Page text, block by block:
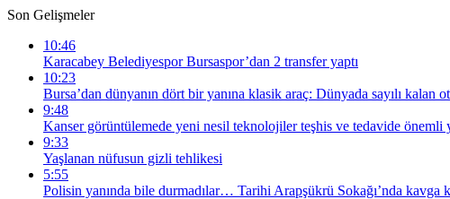
Son Gelişmeler
10:46
Karacabey Belediyespor Bursaspor’dan 2 transfer yaptı
10:23
Bursa’dan dünyanın dört bir yanına klasik araç: Dünyada sayılı kalan
9:48
Kanser görüntülemede yeni nesil teknolojiler teşhis ve tedavide önemli
9:33
Yaşlanan nüfusun gizli tehlikesi
5:55
Polisin yanında bile durmadılar… Tarihi Arapşükrü Sokağı’nda kavga